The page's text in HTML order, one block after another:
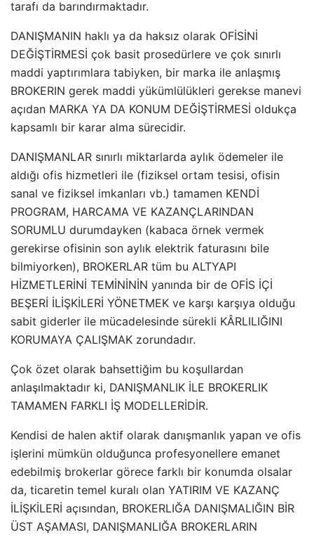
tarafı da barındırmaktadır.
DANIŞMANIN haklı ya da haksız olarak OFİSİNİ
DEĞİŞTİRMESİ çok basit prosedürlere ve çok sınırlı
maddi yaptırımlara tabiyken, bir marka ile anlaşmış
BROKERIN gerek maddi yükümlülükleri gerekse manevi
açıdan MARKA YA DA KONUM DEĞİŞTİRMESİ oldukça
kapsamlı bir karar alma sürecidir.
DANIŞMANLAR sınırlı miktarlarda aylık ödemeler ile
aldığı ofis hizmetleri ile (fiziksel ortam tesisi, ofisin
sanal ve fiziksel imkanları vb.) tamamen KENDİ
PROGRAM, HARCAMA VE KAZANÇLARINDAN
SORUMLU durumdayken (kabaca örnek vermek
gerekirse ofisinin son aylık elektrik faturasını bile
bilmiyorken), BROKERLAR tüm bu ALTYAPI
HİZMETLERİNİ TEMİNİNİN yanında bir de OFİS İÇİ
BEŞERİ İLİŞKİLERİ YÖNETMEK ve karşı karşıya olduğu
sabit giderler ile mücadelesinde sürekli KÂRLILIĞINI
KORUMAYA ÇALIŞMAK zorundadır.
Çok özet olarak bahsettiğim bu koşullardan
anlaşılmaktadır ki, DANIŞMANLIK İLE BROKERLIK
TAMAMEN FARKLI İŞ MODELLERİDİR.
Kendisi de halen aktif olarak danışmanlık yapan ve ofis
işlerini mümkün olduğunca profesyonellere emanet
edebilmiş brokerlar görece farklı bir konumda olsalar
da, ticaretin temel kuralı olan YATIRIM VE KAZANÇ
İLİŞKİLERİ açısından, BROKERLIĞA DANIŞMALIĞIN BİR
ÜST AŞAMASI, DANIŞMANLIĞA BROKERLARIN